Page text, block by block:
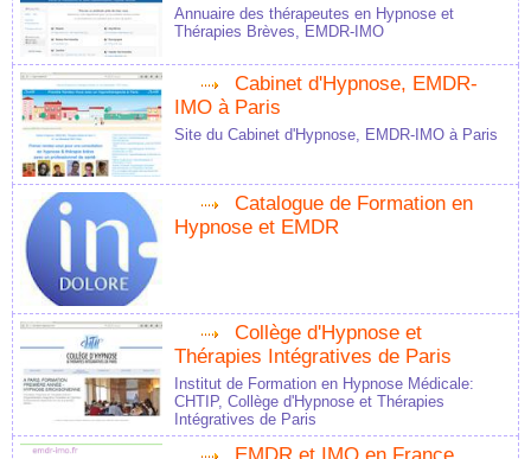
Annuaire des thérapeutes en Hypnose et
Thérapies Brèves, EMDR-IMO
Cabinet d'Hypnose, EMDR-
IMO à Paris
Site du Cabinet d'Hypnose, EMDR-IMO à Paris
Catalogue de Formation en
Hypnose et EMDR
Collège d'Hypnose et
Thérapies Intégratives de Paris
Institut de Formation en Hypnose Médicale:
CHTIP, Collège d'Hypnose et Thérapies
Intégratives de Paris